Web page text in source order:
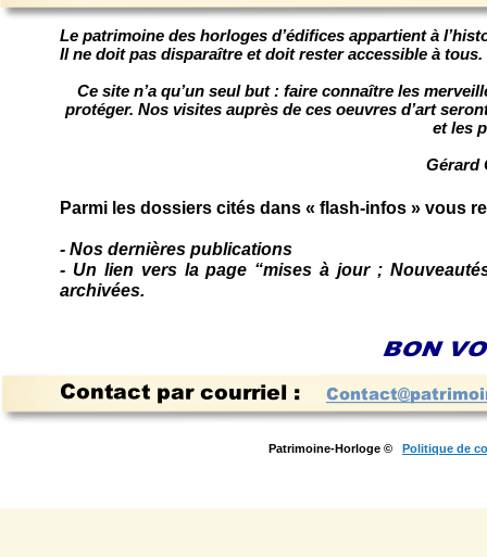
Patrimoine-Horloge © Politique de
Parmi les dossiers cités dans « flash-infos » vous
- Nos dernières publications
- Un lien vers la page “mises à jour ;
archivées.
Le patrimoine des horloges d’édifices appartient à
Il ne doit pas disparaître et doit rester accessible à tous.
Ce site n’a qu’un seul but : faire connaître les
protéger. Nos visites auprès de ces oeuvres d’art
et les
Gérard